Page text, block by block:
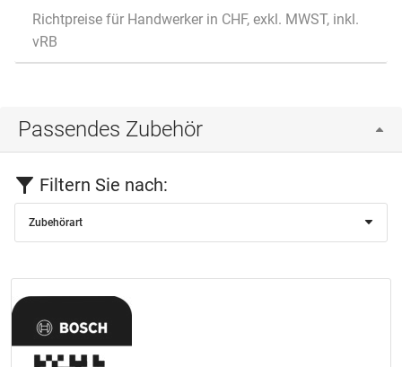
Richtpreise für Handwerker in CHF, exkl. MWST, inkl.
vRB
Passendes Zubehör
Filtern Sie nach:
Zubehörart